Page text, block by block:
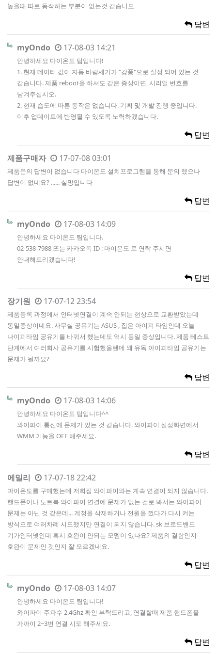
높을때 따로 동작하는 부분이 없는것 같습니도
답변
myOndo 17-08-03 14:21
안녕하세요 마이온도 팀입니다!
1. 현재 데이터 값이 자동 바람세기가 "강풍"으로 설정 되어 있는 것
같습니다. 제품 reboot을 하셔도 같은 증상이면, 시리얼 번호를
남겨주십시오.
2. 현재 습도에 따른 동작은 없습니다. 기획 및 개발 진행 중입니다.
이후 업데이트에 반영될 수 있도록 노력하겠습니다.
답변
제품구매자 17-07-08 03:01
제품문의 답변이 없습니다 마이온도 설치프로그램을 통해 문의 했으나
답변이 없네요? ...... 실망입니다
답변
myOndo 17-08-03 14:09
안녕하세요 마이온도 팀입니다.
02-538-7988 또는 카카오톡 ID : 마이온도 로 연락 주시면
안내해드리겠습니다!
답변
장기원 17-07-12 23:54
제품등록 과정에서 인터넷연결이 계속 안되는 현상으로 교환받았는데
동일증상이네요. 사무실 공유기는 ASUS , 집은 아이피 타임인데 오늘
나이피타임 공유기를 바꿔서 했는데도 역시 동일 증상입니다. 제품 테스트
단계에서 여러회사 공유기를 시험했을텐데 왜 유독 아이피타임 공유기는
문제가 될까요?
답변
myOndo 17-08-03 14:06
안녕하세요 마이온도 팀입니다^^
와이파이 통신에 문제가 있는 것 같습니다. 와이파이 설정화면에서
WMM 기능을 OFF 해주세요.
답변
에밀리 17-07-18 22:42
마이온도를 구매했는데 저희집 와이파이와는 계속 연결이 되지 않습니다.
핸드폰이나 노트북 와이파이 연결에 문제가 없는 걸로 봐서는 와이파이
문제는 아닌 것 같은데... 계정을 삭제하거나 전원을 껐다가 다시 켜는
방식으로 여러차례 시도했지만 연결이 되지 않습니다. sk 브로드밴드
기가인터넷인데 혹시 호완이 안되는 모뎀이 있나요? 제품의 결함인지
호완이 문제인 것인지 잘 모르겠네요.
답변
myOndo 17-08-03 14:07
안녕하세요 마이온도 팀입니다!
와이파이 주파수 2.4Ghz 확인 부탁드리고, 연결할때 제품 핸드폰을
가까이 2~3번 연결 시도 해주세요.
답변